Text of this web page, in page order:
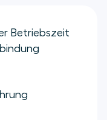
Betriebszeit